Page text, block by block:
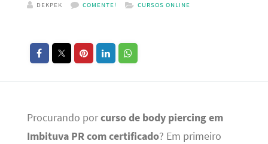
DEKPEK COMENTE! CURSOS ONLINE
Procurando porcurso de body piercing em
Imbituva PR com certificado? Em primeiro